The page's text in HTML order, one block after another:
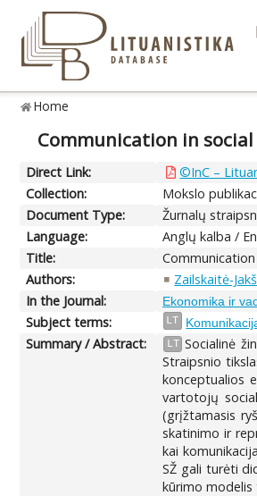
Home
Communication in
Direct Link:
©InC –
Collection:
Mokslo
Document Type:
Žurnalų
Language:
Anglų kalba /
Title:
Authors:
Zailskaitė-
In the Journal:
Ekonomika ir
Subject terms:
LT
Summary / Abstract: LT Socialinė
Straipsnio
konceptualios
vartotojų
(grįžtamasis
skatinimo ir
kai
SŽ gali turėti
kūrimo modelis